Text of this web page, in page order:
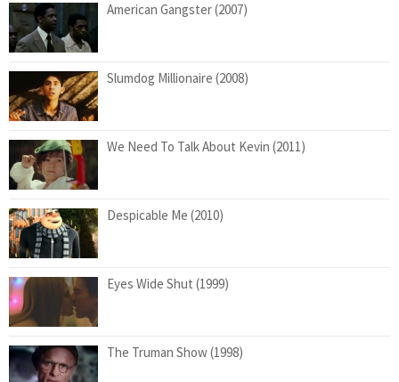
American Gangster (2007)
Slumdog Millionaire (2008)
We Need To Talk About Kevin (2011)
Despicable Me (2010)
Eyes Wide Shut (1999)
The Truman Show (1998)